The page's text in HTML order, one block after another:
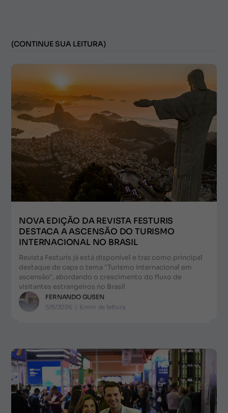
(CONTINUE SUA LEITURA)
NOVA EDIÇÃO DA REVISTA FESTURIS
DESTACA A ASCENSÃO DO TURISMO
INTERNACIONAL NO BRASIL
Revista Festuris já está disponível e traz como principal
destaque de capa o tema "Turismo internacional em
ascensão", abordando o crescimento do fluxo de
visitantes estrangeiros no Brasil
FERNANDO GUSEN
5/8/2026 | 6 min de leitura